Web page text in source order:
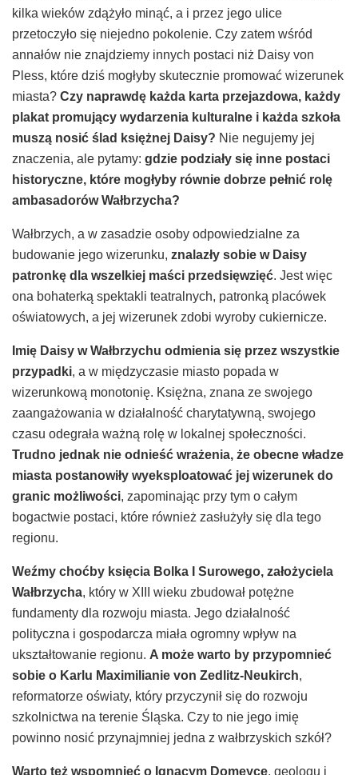
kilka wieków zdążyło minąć, a i przez jego ulice
przetoczyło się niejedno pokolenie. Czy zatem wśród
annałów nie znajdziemy innych postaci niż Daisy von
Pless, które dziś mogłyby skutecznie promować wizerunek
miasta? Czy naprawdę każda karta przejazdowa, każdy
plakat promujący wydarzenia kulturalne i każda szkoła
muszą nosić ślad księżnej Daisy? Nie negujemy jej
znaczenia, ale pytamy: gdzie podziały się inne postaci
historyczne, które mogłyby równie dobrze pełnić rolę
ambasadorów Wałbrzycha?
Wałbrzych, a w zasadzie osoby odpowiedzialne za
budowanie jego wizerunku, znalazły sobie w Daisy
patronkę dla wszelkiej maści przedsięwzięć. Jest więc
ona bohaterką spektakli teatralnych, patronką placówek
oświatowych, a jej wizerunek zdobi wyroby cukiernicze.
Imię Daisy w Wałbrzychu odmienia się przez wszystkie
przypadki, a w międzyczasie miasto popada w
wizerunkową monotonię. Księżna, znana ze swojego
zaangażowania w działalność charytatywną, swojego
czasu odegrała ważną rolę w lokalnej społeczności.
Trudno jednak nie odnieść wrażenia, że obecne władze
miasta postanowiły wyeksploatować jej wizerunek do
granic możliwości, zapominając przy tym o całym
bogactwie postaci, które również zasłużyły się dla tego
regionu.
Weźmy choćby księcia Bolka I Surowego, założyciela
Wałbrzycha, który w XIII wieku zbudował potężne
fundamenty dla rozwoju miasta. Jego działalność
polityczna i gospodarcza miała ogromny wpływ na
ukształtowanie regionu. A może warto by przypomnieć
sobie o Karlu Maximilianie von Zedlitz-Neukirch,
reformatorze oświaty, który przyczynił się do rozwoju
szkolnictwa na terenie Śląska. Czy to nie jego imię
powinno nosić przynajmniej jedna z wałbrzyskich szkół?
Warto też wspomnieć o Ignacym Domeyce, geologu i